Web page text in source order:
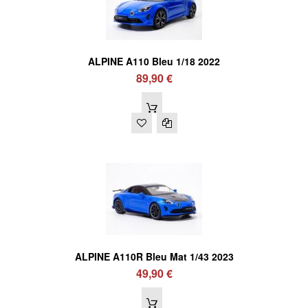
ALPINE A110 Bleu 1/18 2022
89,90 €
ALPINE A110R Bleu Mat 1/43 2023
49,90 €